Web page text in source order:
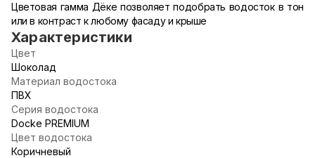
Цветовая гамма Дёке позволяет подобрать водосток в тон
или в контраст к любому фасаду и крыше
Характеристики
Цвет
Шоколад
Материал водостока
ПВХ
Серия водостока
Docke PREMIUM
Цвет водостока
Коричневый